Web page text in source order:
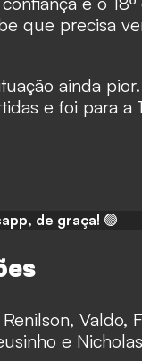
que precisa
ainda
e foi para a
de graça! 🟢
Valdo,
e